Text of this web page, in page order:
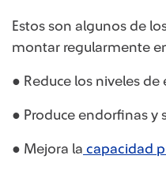
Estos son algunos de
montar regularmente
● Reduce los niveles de
● Produce endorfinas y
● Mejora la capacidad